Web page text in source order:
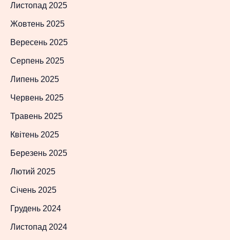
Листопад 2025
Жовтень 2025
Вересень 2025
Серпень 2025
Липень 2025
Червень 2025
Травень 2025
Квітень 2025
Березень 2025
Лютий 2025
Січень 2025
Грудень 2024
Листопад 2024